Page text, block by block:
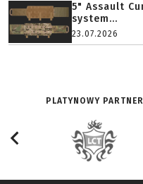
5" Assault
system...
23.07.2026
PLATYNOWY PARTNER